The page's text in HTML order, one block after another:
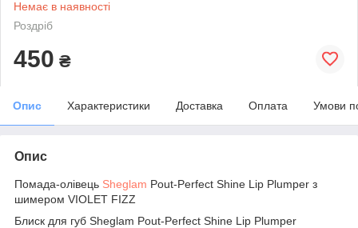
Немає в наявності
Роздріб
450 ₴
Опис Характеристики Доставка Оплата Умови
Опис
Помада-олівець Sheglam Pout-Perfect Shine Lip Plumper з
шимером VIOLET FIZZ
Блиск для губ Sheglam Pout-Perfect Shine Lip Plumper